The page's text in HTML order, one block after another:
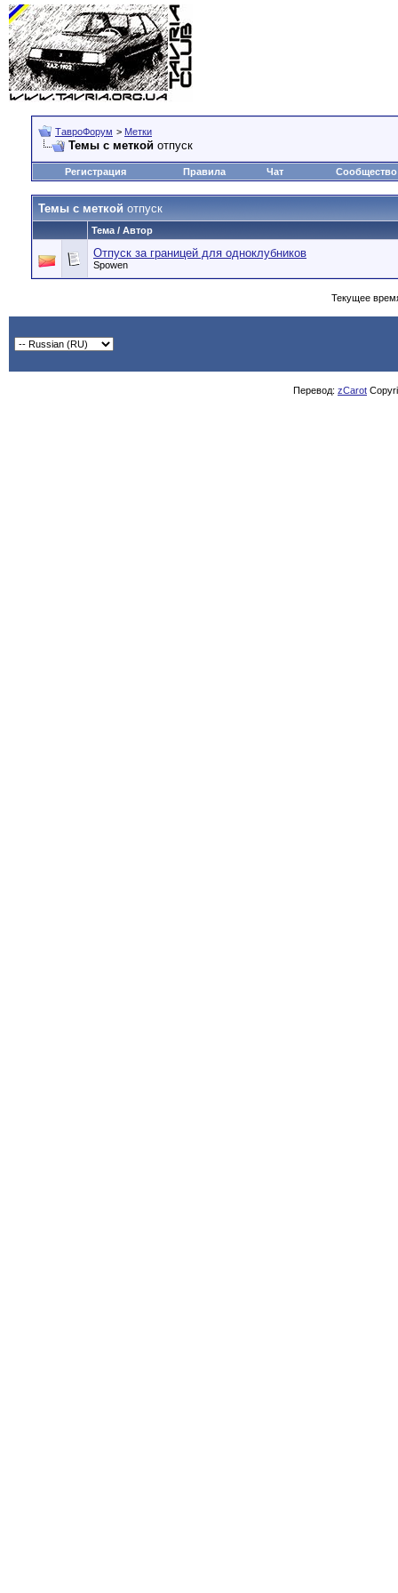
ТавроФорум > Метки
Темы с меткой отпуск
Регистрация Правила Чат Сообщество
Темы с меткой отпуск
Тема / Автор
Отпуск за границей для одноклубников
Spowen
Текущее
Перевод: zCarot